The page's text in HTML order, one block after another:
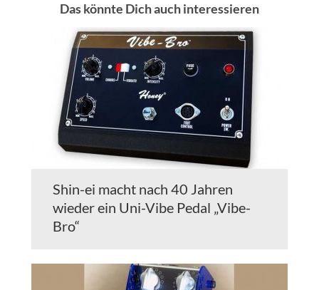
Das könnte Dich auch interessieren
Shin-ei macht nach 40 Jahren
wieder ein Uni-Vibe Pedal „Vibe-
Bro“